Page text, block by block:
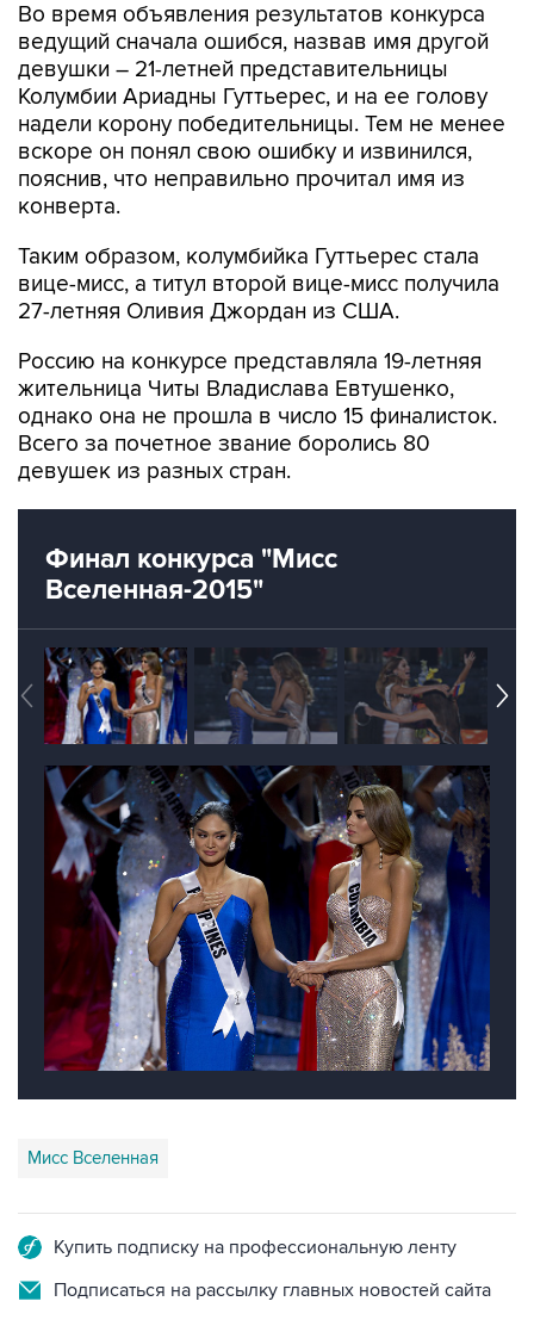
Во время объявления результатов конкурса
ведущий сначала ошибся, назвав имя другой
девушки – 21-летней представительницы
Колумбии Ариадны Гуттьерес, и на ее голову
надели корону победительницы. Тем не менее
вскоре он понял свою ошибку и извинился,
пояснив, что неправильно прочитал имя из
конверта.
Таким образом, колумбийка Гуттьерес стала
вице-мисс, а титул второй вице-мисс получила
27-летняя Оливия Джордан из США.
Россию на конкурсе представляла 19-летняя
жительница Читы Владислава Евтушенко,
однако она не прошла в число 15 финалисток.
Всего за почетное звание боролись 80
девушек из разных стран.
Финал конкурса "Мисс
Вселенная-2015"
Мисс Вселенная
Купить подписку на профессиональную ленту
Подписаться на рассылку главных новостей сайта